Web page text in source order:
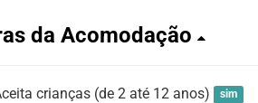
da Acomodação
crianças (de 2 até 12 anos) sim